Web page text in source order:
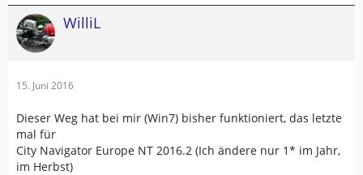
WilliL
15. Juni 2016
Dieser Weg hat bei mir (Win7) bisher funktioniert, das letzte
mal für
City Navigator Europe NT 2016.2 (Ich ändere nur 1* im Jahr,
im Herbst)